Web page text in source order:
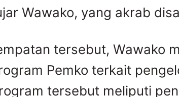
Wawako, yang akrab
tersebut, Wawako
Pemko terkait
tersebut meliputi